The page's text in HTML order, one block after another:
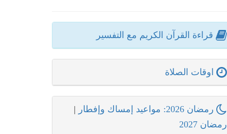
قراءة القرآن الكريم مع التفسير
اوقات الصلاة
رمضان 2026: مواعيد إمساك وإفطار
|
رمضان 2027